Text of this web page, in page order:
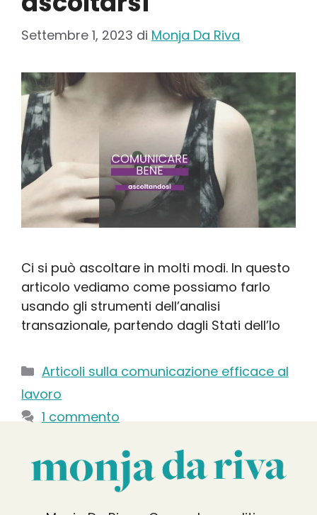
Settembre 1, 2023 di Monja Da Riva
Ci si può ascoltare in molti modi. In questo
articolo vediamo come possiamo farlo
usando gli strumenti dell’analisi
transazionale, partendo dagli Stati dell’Io
Categorie
Articoli sulla comunicazione efficace al
lavoro
1 commento